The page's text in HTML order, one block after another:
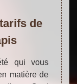
de
qui vous
matière de